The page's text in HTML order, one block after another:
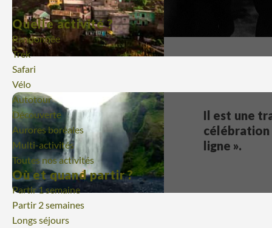
Quelle activité ?
Randonnée
Trek
Safari
Vélo
Autotour
Découverte
Aurores boréales
Multi-activités
Toutes nos activités
Où et quand partir ?
Partir 1 semaine
Partir 2 semaines
Longs séjours
Il est une
célébration
ligne ».